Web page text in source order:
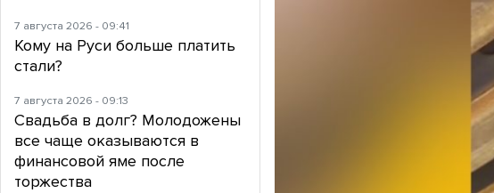
7 августа 2026 - 09:41
Кому на Руси больше платить
стали?
7 августа 2026 - 09:13
Свадьба в долг? Молодожены
все чаще оказываются в
финансовой яме после
торжества